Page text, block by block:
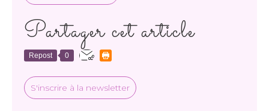
Partager cet article
Repost 0
S'inscrire à la newsletter